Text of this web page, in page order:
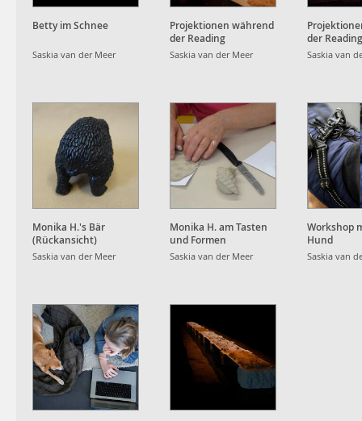
Betty im Schnee
Saskia van der Meer
Projektionen während
der Reading
Performance
Saskia van der Meer
der Reading
Saskia van
Monika H.'s Bär
(Rückansicht)
Saskia van der Meer
Monika H. am Tasten
und Formen
Saskia van der Meer
Workshop
Hund
Saskia van